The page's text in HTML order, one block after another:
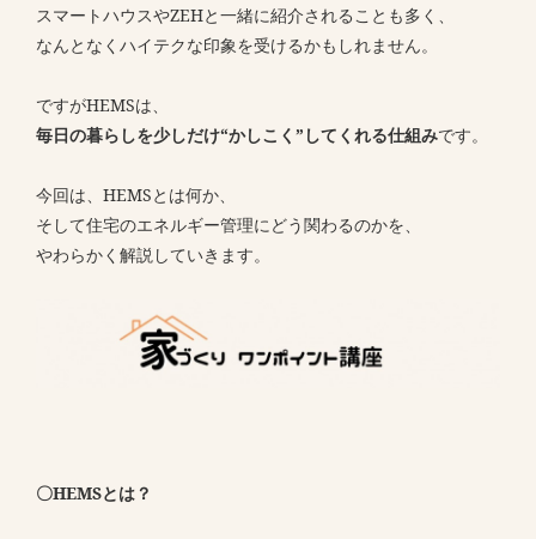
スマートハウスやZEHと一緒に紹介されることも多く、
なんとなくハイテクな印象を受けるかもしれません。
ですがHEMSは、
毎日の暮らしを少しだけ“かしこく”してくれる仕組みです。
今回は、HEMSとは何か、
そして住宅のエネルギー管理にどう関わるのかを、
やわらかく解説していきます。
〇HEMSとは？